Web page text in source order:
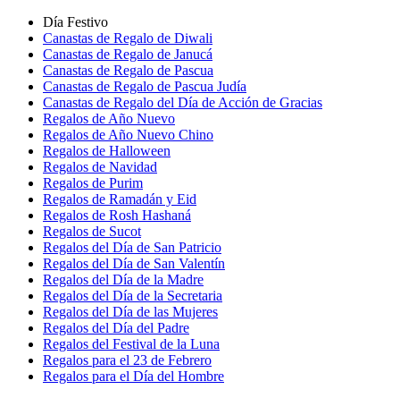
Día Festivo
Canastas de Regalo de Diwali
Canastas de Regalo de Janucá
Canastas de Regalo de Pascua
Canastas de Regalo de Pascua Judía
Canastas de Regalo del Día de Acción de Gracias
Regalos de Año Nuevo
Regalos de Año Nuevo Chino
Regalos de Halloween
Regalos de Navidad
Regalos de Purim
Regalos de Ramadán y Eid
Regalos de Rosh Hashaná
Regalos de Sucot
Regalos del Día de San Patricio
Regalos del Día de San Valentín
Regalos del Día de la Madre
Regalos del Día de la Secretaria
Regalos del Día de las Mujeres
Regalos del Día del Padre
Regalos del Festival de la Luna
Regalos para el 23 de Febrero
Regalos para el Día del Hombre